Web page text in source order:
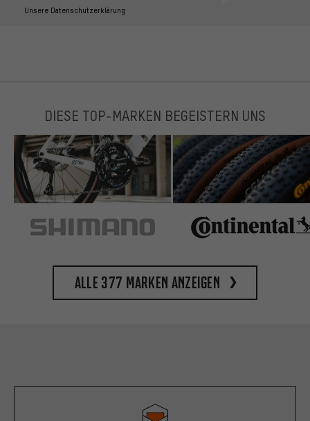
Unsere Datenschutzerklärung
DIESE TOP-MARKEN BEGEISTERN UNS
Alle 377 Marken anzeigen